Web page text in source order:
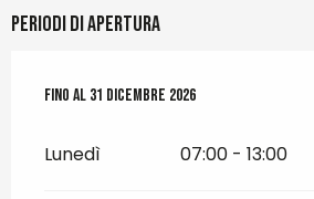
Periodi di apertura
Dal2 gennaio 2026al31 dicembre 2026
Fino al 31 dicembre 2026
Lunedì 07:00 - 13:00